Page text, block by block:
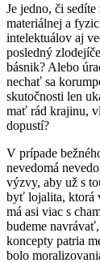
Je jedno, či
materiálnej a
intelektuálov aj
posledný
básnik? Alebo
nechať sa
skutočnosti len
mať rád krajinu,
dopustí?
V prípade
nevedomá
výzvy, aby už s
byť lojalita, ktorá
má asi viac s
budeme
koncepty patria
bolo